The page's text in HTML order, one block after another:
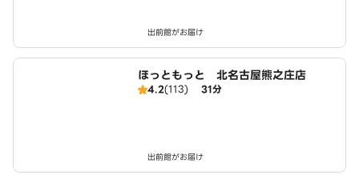
出前館がお届け
ほっともっと 北名古屋熊之庄店
4.2(113) 31分
出前館がお届け